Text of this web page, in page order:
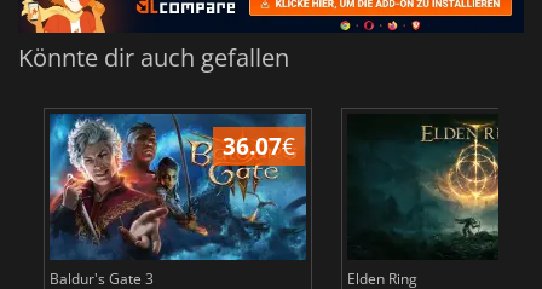
Könnte dir auch gefallen
36.07€
Baldur's Gate 3 Elden Ring